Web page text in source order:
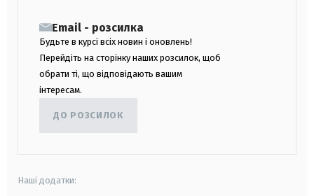
Email - розсилка
Будьте в курсі всіх новин і оновлень!
Перейдіть на сторінку наших розсилок, щоб
обрати ті, що відповідають вашим
інтересам.
ДО РОЗСИЛОК
Наші додатки: